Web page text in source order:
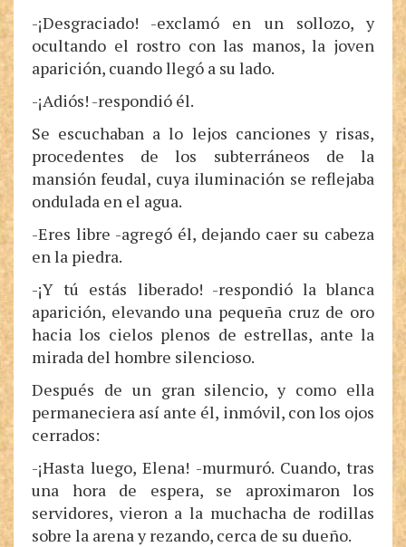
-¡Desgraciado! -exclamó en un sollozo, y
ocultando el rostro con las manos, la joven
aparición, cuando llegó a su lado.
-¡Adiós! -respondió él.
Se escuchaban a lo lejos canciones y risas,
procedentes de los subterráneos de la
mansión feudal, cuya iluminación se reflejaba
ondulada en el agua.
-Eres libre -agregó él, dejando caer su cabeza
en la piedra.
-¡Y tú estás liberado! -respondió la blanca
aparición, elevando una pequeña cruz de oro
hacia los cielos plenos de estrellas, ante la
mirada del hombre silencioso.
Después de un gran silencio, y como ella
permaneciera así ante él, inmóvil, con los ojos
cerrados:
-¡Hasta luego, Elena! -murmuró. Cuando, tras
una hora de espera, se aproximaron los
servidores, vieron a la muchacha de rodillas
sobre la arena y rezando, cerca de su dueño.